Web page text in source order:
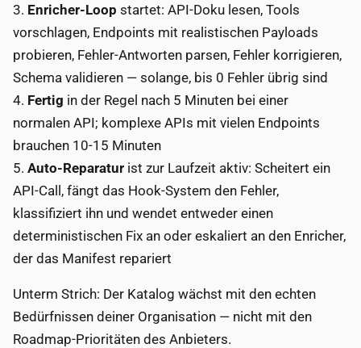
3. Enricher-Loop startet: API-Doku lesen, Tools
vorschlagen, Endpoints mit realistischen Payloads
probieren, Fehler-Antworten parsen, Fehler korrigieren,
Schema validieren — solange, bis 0 Fehler übrig sind
4. Fertig in der Regel nach 5 Minuten bei einer
normalen API; komplexe APIs mit vielen Endpoints
brauchen 10-15 Minuten
5. Auto-Reparatur ist zur Laufzeit aktiv: Scheitert ein
API-Call, fängt das Hook-System den Fehler,
klassifiziert ihn und wendet entweder einen
deterministischen Fix an oder eskaliert an den Enricher,
der das Manifest repariert
Unterm Strich: Der Katalog wächst mit den echten
Bedürfnissen deiner Organisation — nicht mit den
Roadmap-Prioritäten des Anbieters.